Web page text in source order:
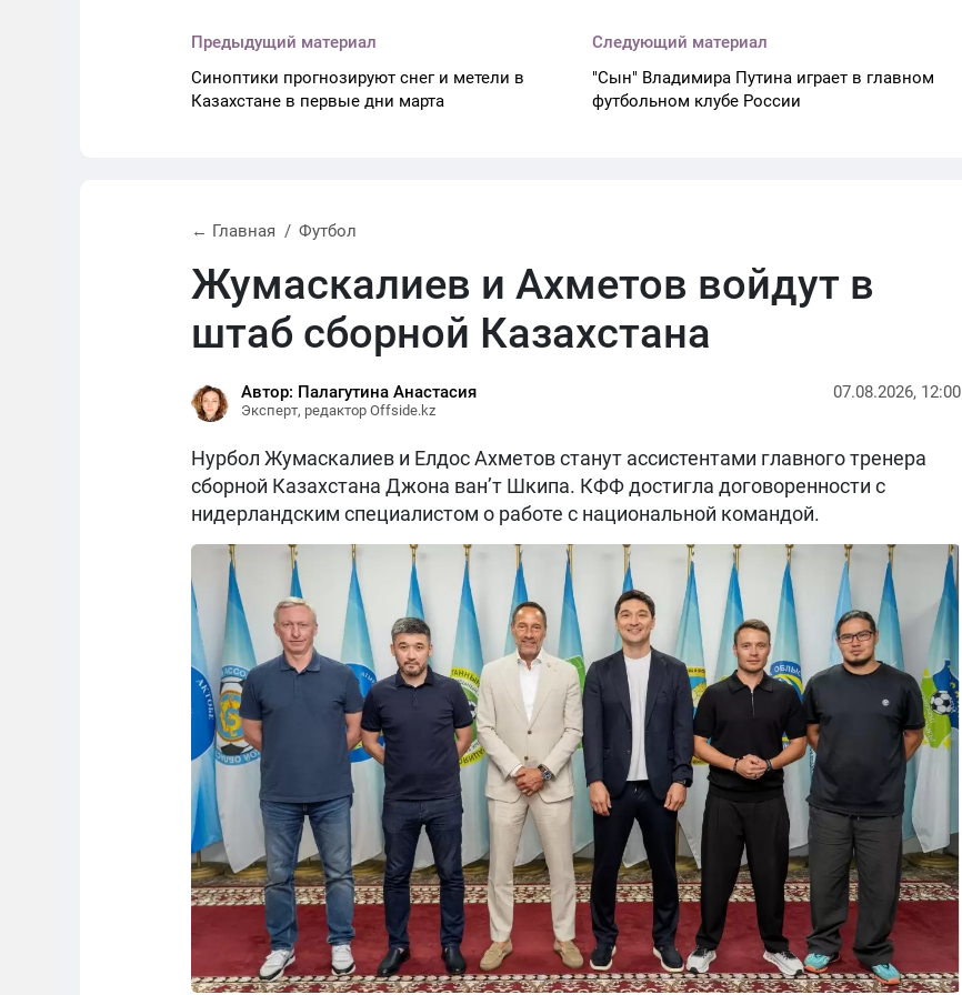
Предыдущий материал
Синоптики прогнозируют снег и метели в
Казахстане в первые дни марта
Следующий материал
"Сын" Владимира Путина играет в главном
футбольном клубе России
← Главная Футбол
Жумаскалиев и Ахметов войдут в
штаб сборной Казахстана
Автор: Палагутина Анастасия
Эксперт, редактор Offside.kz
07.08.2026, 12:00
Нурбол Жумаскалиев и Елдос Ахметов станут ассистентами главного тренера
сборной Казахстана Джона ван’т Шкипа. КФФ достигла договоренности с
нидерландским специалистом о работе с национальной командой.